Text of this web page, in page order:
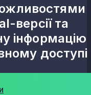
версії та
інформацію
доступі